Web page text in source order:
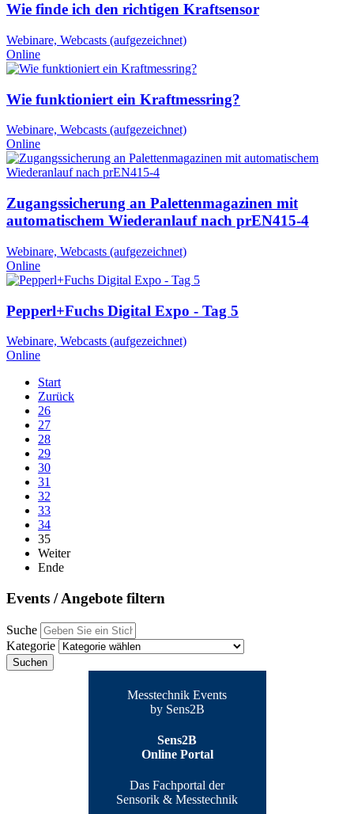
Wie finde ich den richtigen Kraftsensor
Webinare, Webcasts (aufgezeichnet)
Online
Wie funktioniert ein Kraftmessring?
Webinare, Webcasts (aufgezeichnet)
Online
Zugangssicherung an Palettenmagazinen mit
automatischem Wiederanlauf nach prEN415-4
Webinare, Webcasts (aufgezeichnet)
Online
Pepperl+Fuchs Digital Expo - Tag 5
Webinare, Webcasts (aufgezeichnet)
Online
Start
Zurück
26
27
28
29
30
31
32
33
34
35
Weiter
Ende
Events / Angebote filtern
Suche
Kategorie
Suchen
Messtechnik Events
by Sens2B
Sens2B
Online Portal
Das Fachportal der
Sensorik & Messtechnik